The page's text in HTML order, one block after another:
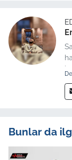
Bunlar da